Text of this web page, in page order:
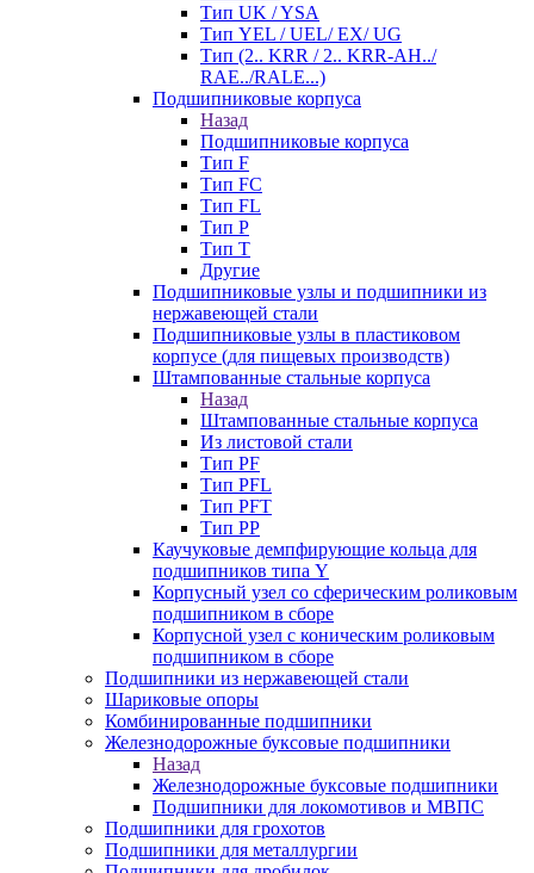
Тип UK / YSA
Тип YEL / UEL/ EX/ UG
Тип (2.. KRR / 2.. KRR-AH../
RAE../RALE...)
Подшипниковые корпуса
Назад
Подшипниковые корпуса
Тип F
Тип FC
Тип FL
Тип P
Тип T
Другие
Подшипниковые узлы и подшипники из
нержавеющей стали
Подшипниковые узлы в пластиковом
корпусе (для пищевых производств)
Штампованные стальные корпуса
Назад
Штампованные стальные корпуса
Из листовой стали
Тип PF
Тип PFL
Тип PFT
Тип PP
Каучуковые демпфирующие кольца для
подшипников типа Y
Корпусный узел со сферическим роликовым
подшипником в сборе
Корпусной узел с коническим роликовым
подшипником в сборе
Подшипники из нержавеющей стали
Шариковые опоры
Комбинированные подшипники
Железнодорожные буксовые подшипники
Назад
Железнодорожные буксовые подшипники
Подшипники для локомотивов и МВПС
Подшипники для грохотов
Подшипники для металлургии